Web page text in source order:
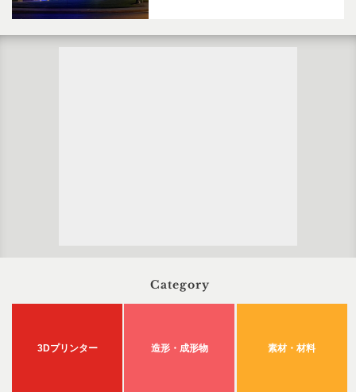
Category
3Dプリンター 造形・成形物 素材・材料